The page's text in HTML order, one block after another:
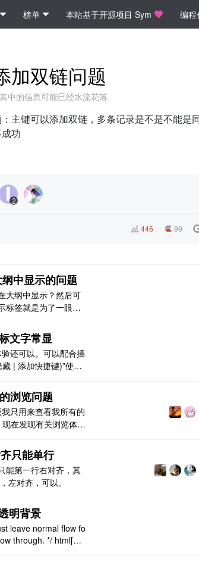
榜单 本站基于开源项目 Sym 编程
加双链问题
中的信息可能已经水流花落
主键可以添加双链，多条记录是不是不能是
功
2
446 99
中显示的问题
大纲中显示？然后可
标签就是为了一眼看
文字常显
还可以。可以配合插
| 添加快捷键)”使
思源笔记编辑工
浏览问题
只用来查看我所有的
在发现有关浏览体验
而我做的笔记是记事
档，而 siyuan 笔记
当我点进一个记事本
点击进入子文 ..
只能单行
能第一行右对齐，其
左对齐，可以。
明背景
leave normal flow fo
through. */ html[dat